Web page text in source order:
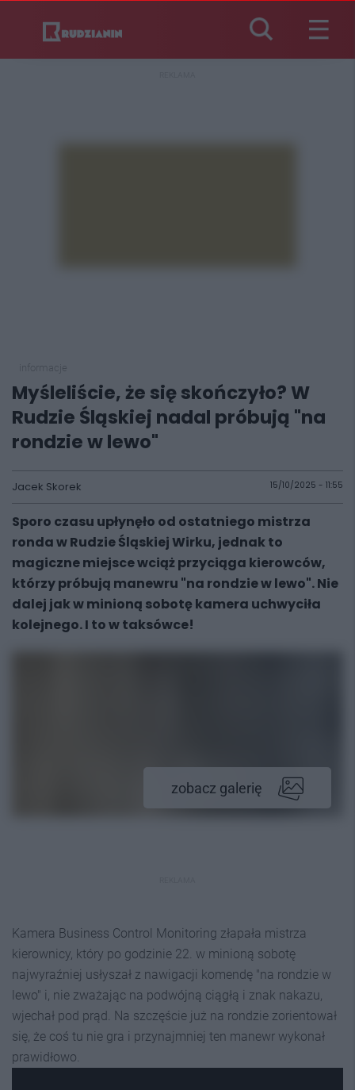
Myśleliście, że się skończyło? W
Rudzie Śląskiej nadal próbują "na
rondzie w lewo"
Jacek Skorek 15/10/2025 - 11:55
Sporo czasu upłynęło od ostatniego mistrza
ronda w Rudzie Śląskiej Wirku, jednak to
magiczne miejsce wciąż przyciąga kierowców,
którzy próbują manewru "na rondzie w lewo". Nie
dalej jak w minioną sobotę kamera uchwyciła
kolejnego. I to w taksówce!
zobacz galerię
Kamera Business Control Monitoring złapała mistrza
kierownicy, który po godzinie 22. w minioną sobotę
najwyraźniej usłyszał z nawigacji komendę "na rondzie w
lewo" i, nie zważając na podwójną ciągłą i znak nakazu,
wjechał pod prąd. Na szczęście już na rondzie zorientował
się, że coś tu nie gra i przynajmniej ten manewr wykonał
prawidłowo.